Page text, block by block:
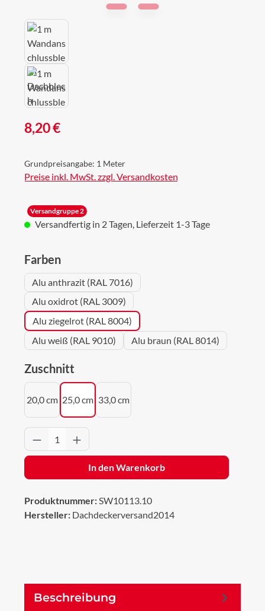
Regulärer Preis:
8,20 €
Grundpreisangabe: 1 Meter
Preise inkl. MwSt. zzgl. Versandkosten
Versandgruppe 2
Versandfertig in 2 Tagen, Lieferzeit 1-3 Tage
Farbenauswählen
Alu anthrazit (RAL 7016)
Alu oxidrot (RAL 3009)
Alu ziegelrot (RAL 8004)
Alu weiß (RAL 9010)
Alu braun (RAL 8014)
Zuschnitt
20,0 cm 25,0 cm 33,0 cm
Produkt Anzahl: Gib den gewünschten
In den Warenkorb
Produktnummer:SW10113.10
Hersteller: Dachdeckerversand2014
Beschreibung